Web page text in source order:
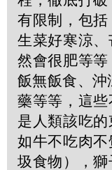
有限制，包
生菜好寒涼
然會很肥等
飯無飯食、
藥等等，這
是人類該吃
如牛不吃肉
圾食物），